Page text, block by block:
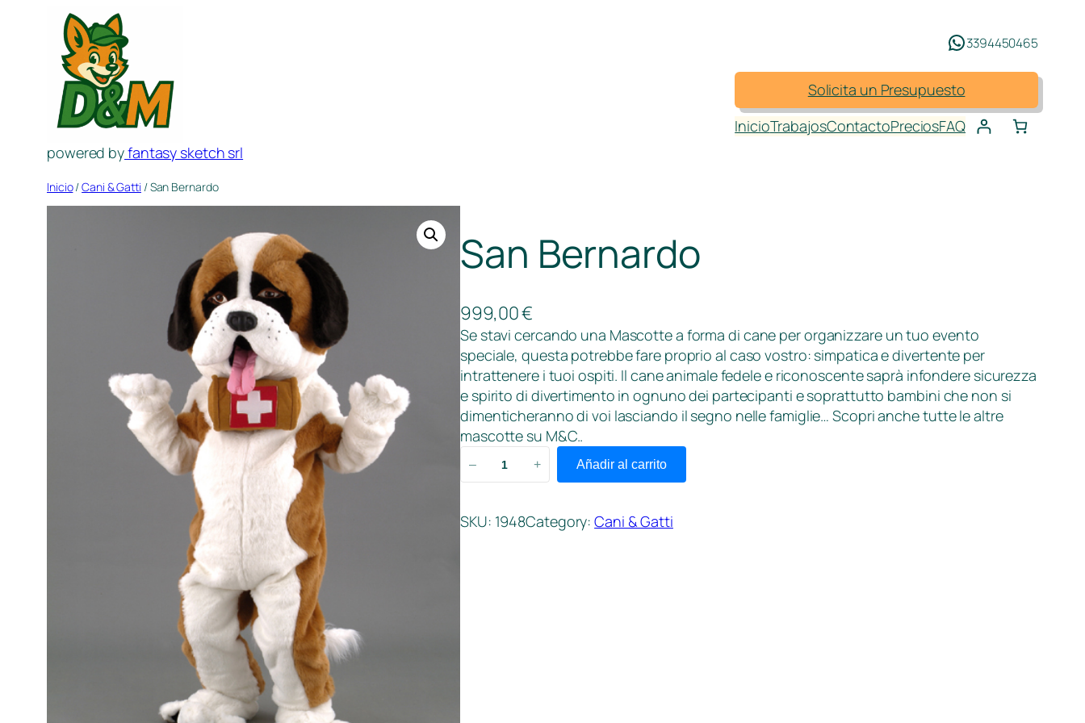
contenido
powered byfantasy sketch srl
3394450465
Solicita un Presupuesto
InicioTrabajosContactoPreciosFAQ
Inicio/Cani & Gatti / San Bernardo
San Bernardo
999,00€
Se stavi cercando una Mascotte a forma di cane per organizzare un tuo evento
speciale, questa potrebbe fare proprio al caso vostro: simpatica e divertente per
intrattenere i tuoi ospiti. Il cane animale fedele e riconoscente saprà infondere sicurezza
e spirito di divertimento in ognuno dei partecipanti e soprattutto bambini che non si
dimenticheranno di voi lasciando il segno nelle famiglie… Scopri anche tutte le altre
mascotte su M&C..
B
e
– + Añadir al carrito
SKU: 1948Category:Cani & Gatti